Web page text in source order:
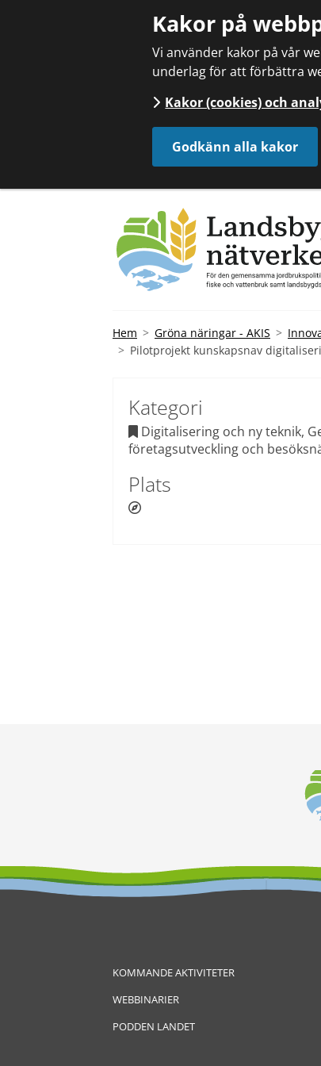
Kakor på
Vi använder kakor på vår
underlag för att förbättra
Kakor (cookies) och
Godkänn alla kakor
Hem Gröna näringar - AKIS
Pilotprojekt kunskapsnav
Kategori
Digitalisering och ny teknik,
företagsutveckling och
Plats

KOMMANDE AKTIVITETER
WEBBINARIER
PODDEN LANDET